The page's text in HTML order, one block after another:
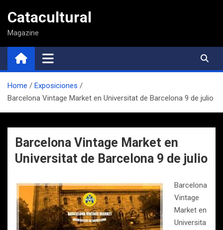
contenido
Catacultural
Magazine
Home
Exposiciones
Barcelona Vintage Market en Universitat de Barcelona 9 de julio
Barcelona Vintage Market en
Universitat de Barcelona 9 de julio
Barcelona
Vintage
Market en
Universita